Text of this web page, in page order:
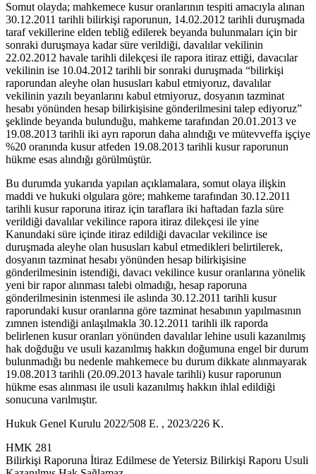
Somut olayda; mahkemece kusur oranlarının tespiti amacıyla alınan
30.12.2011 tarihli bilirkişi raporunun, 14.02.2012 tarihli duruşmada
taraf vekillerine elden tebliğ edilerek beyanda bulunmaları için bir
sonraki duruşmaya kadar süre verildiği, davalılar vekilinin
22.02.2012 havale tarihli dilekçesi ile rapora itiraz ettiği, davacılar
vekilinin ise 10.04.2012 tarihli bir sonraki duruşmada “bilirkişi
raporundan aleyhe olan hususları kabul etmiyoruz, davalılar
vekilinin yazılı beyanlarını kabul etmiyoruz, dosyanın tazminat
hesabı yönünden hesap bilirkişisine gönderilmesini talep ediyoruz”
şeklinde beyanda bulunduğu, mahkeme tarafından 20.01.2013 ve
19.08.2013 tarihli iki ayrı raporun daha alındığı ve mütevveffa işçiye
%20 oranında kusur atfeden 19.08.2013 tarihli kusur raporunun
hükme esas alındığı görülmüştür.
Bu durumda yukarıda yapılan açıklamalara, somut olaya ilişkin
maddi ve hukuki olgulara göre; mahkeme tarafından 30.12.2011
tarihli kusur raporuna itiraz için taraflara iki haftadan fazla süre
verildiği davalılar vekilince rapora itiraz dilekçesi ile yine
Kanundaki süre içinde itiraz edildiği davacılar vekilince ise
duruşmada aleyhe olan hususları kabul etmedikleri belirtilerek,
dosyanın tazminat hesabı yönünden hesap bilirkişisine
gönderilmesinin istendiği, davacı vekilince kusur oranlarına yönelik
yeni bir rapor alınması talebi olmadığı, hesap raporuna
gönderilmesinin istenmesi ile aslında 30.12.2011 tarihli kusur
raporundaki kusur oranlarına göre tazminat hesabının yapılmasının
zımnen istendiği anlaşılmakla 30.12.2011 tarihli ilk raporda
belirlenen kusur oranları yönünden davalılar lehine usuli kazanılmış
hak doğduğu ve usuli kazanılmış hakkın doğumuna engel bir durum
bulunmadığı bu nedenle mahkemece bu durum dikkate alınmayarak
19.08.2013 tarihli (20.09.2013 havale tarihli) kusur raporunun
hükme esas alınması ile usuli kazanılmış hakkın ihlal edildiği
sonucuna varılmıştır.
Hukuk Genel Kurulu 2022/508 E. , 2023/226 K.
HMK 281
Bilirkişi Raporuna İtiraz Edilmese de Yetersiz Bilirkişi Raporu Usuli